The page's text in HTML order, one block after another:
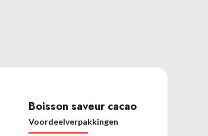
Boisson saveur cacao
Voordeelverpakkingen